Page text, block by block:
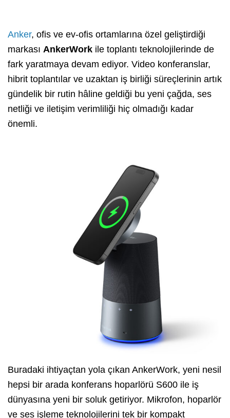
Anker, ofis ve ev-ofis ortamlarına özel geliştirdiği
markası AnkerWork ile toplantı teknolojilerinde de
fark yaratmaya devam ediyor. Video konferanslar,
hibrit toplantılar ve uzaktan iş birliği süreçlerinin artık
gündelik bir rutin hâline geldiği bu yeni çağda, ses
netliği ve iletişim verimliliği hiç olmadığı kadar
önemli.
Buradaki ihtiyaçtan yola çıkan AnkerWork, yeni nesil
hepsi bir arada konferans hoparlörü S600 ile iş
dünyasına yeni bir soluk getiriyor. Mikrofon, hoparlör
ve ses işleme teknolojilerini tek bir kompakt